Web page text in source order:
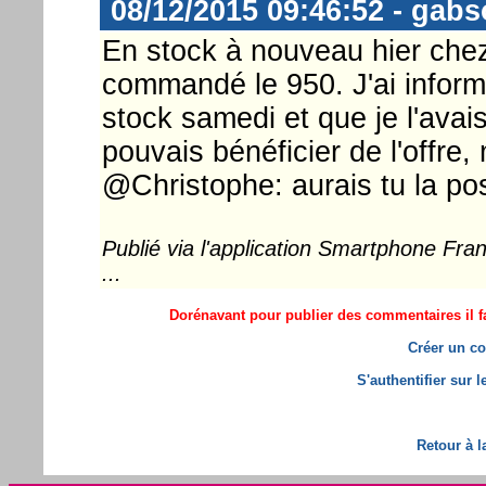
08/12/2015 09:46:52 -
En stock à nouveau hier
commandé le 950. J'ai
stock samedi et que je
pouvais bénéficier de l'offre,
@Christophe: aurais tu la
Publié via l'application Smartphone
...
Dorénavant pour publier des commentaires il
Créer un
S'authentifier sur
Retour à